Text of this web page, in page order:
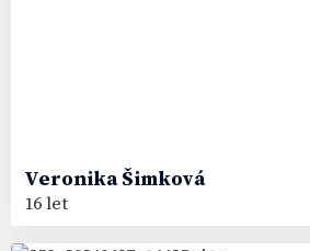
VeronikaŠimková
16 let